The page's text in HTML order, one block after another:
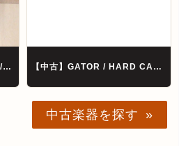
【中古】NOAHSARK / BSH/Red 【心斎橋店】 【中古】GATOR / HARD CASE For ST/TL 【心斎橋店】
中古楽器を探す